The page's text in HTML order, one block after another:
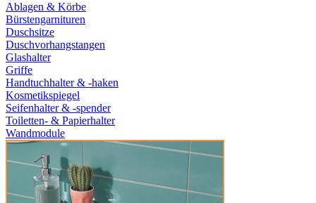
Ablagen & Körbe
Bürstengarnituren
Duschsitze
Duschvorhangstangen
Glashalter
Griffe
Handtuchhalter & -haken
Kosmetikspiegel
Seifenhalter & -spender
Toiletten- & Papierhalter
Wandmodule